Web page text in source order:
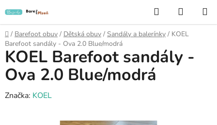
na
obsah
Hledat
KOŠÍK
Domů
/ Barefoot obuv / Dětská obuv / Sandály a balerínky / KOEL
Barefoot sandály - Ova 2.0 Blue/modrá
KOEL Barefoot sandály -
Ova 2.0 Blue/modrá
Značka: KOEL